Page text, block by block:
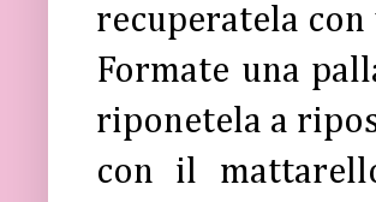
recuperatela
Formate una
riponetela a
con il